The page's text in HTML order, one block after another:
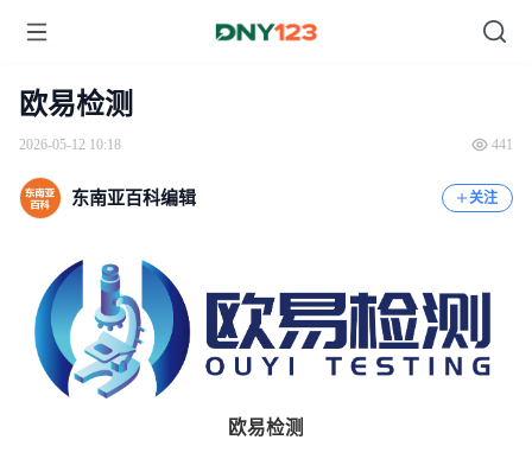
欧易检测
2026-05-12 10:18 441
东南亚百科编辑 关注
欧易检测